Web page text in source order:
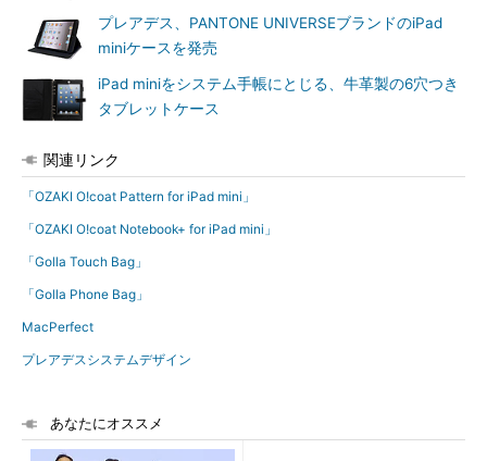
プレアデス、PANTONE UNIVERSEブランドのiPad
miniケースを発売
iPad miniをシステム手帳にとじる、牛革製の6穴つき
タブレットケース
関連リンク
「OZAKI O!coat Pattern for iPad mini」
「OZAKI O!coat Notebook+ for iPad mini」
「Golla Touch Bag」
「Golla Phone Bag」
MacPerfect
プレアデスシステムデザイン
あなたにオススメ